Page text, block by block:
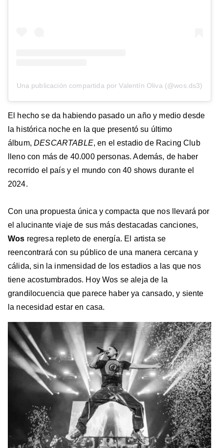
Una publicación compartida por Valentín Oliva (@wos.ds3)
El hecho se da habiendo pasado un año y medio desde
la histórica noche en la que presentó su último
álbum,DESCARTABLE, en el estadio de Racing Club
lleno con más de 40.000 personas. Además, de haber
recorrido el país y el mundo con 40 shows durante el
2024.
Con una propuesta única y compacta que nos llevará por
el alucinante viaje de sus más destacadas canciones,
Wos regresa repleto de energía. El artista se
reencontrará con su público de una manera cercana y
cálida, sin la inmensidad de los estadios a las que nos
tiene acostumbrados. Hoy Wos se aleja de la
grandilocuencia que parece haber ya cansado, y siente
la necesidad estar en casa.